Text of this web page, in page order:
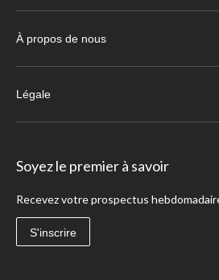
À propos de nous
Légale
Soyez le premier à savoir
Recevez votre prospectus
S'inscrire